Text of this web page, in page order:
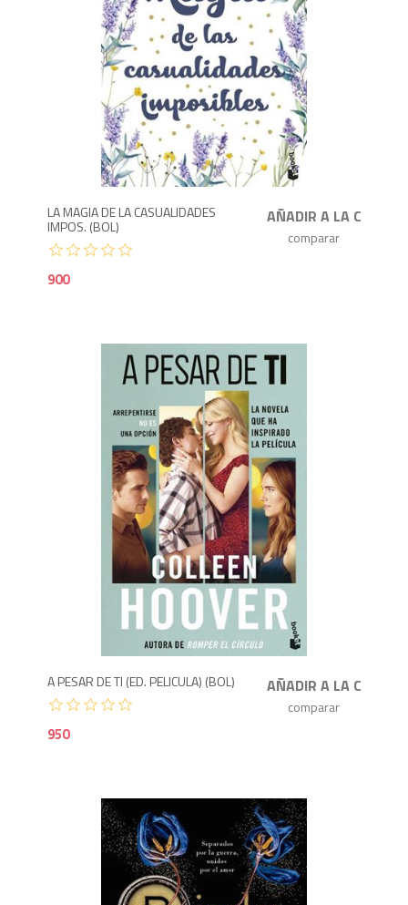
LA MAGIA DE LA CASUALIDADES
IMPOS. (BOL)
900
A PESAR DE TI (ED. PELICULA) (BOL)
950